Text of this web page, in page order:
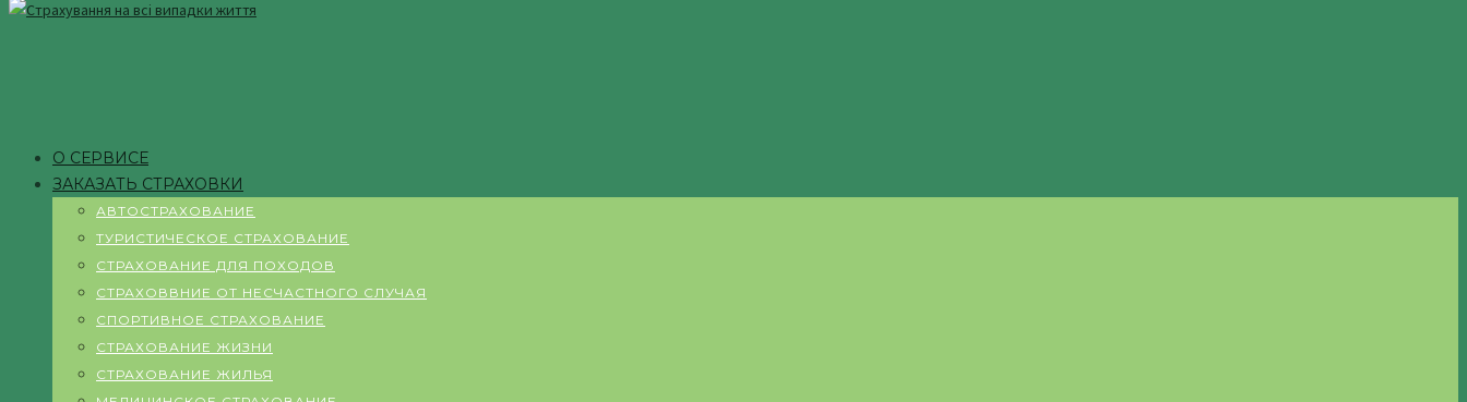
О СЕРВИСЕ
ЗАКАЗАТЬ СТРАХОВКИ
АВТОСТРАХОВАНИЕ
ТУРИСТИЧЕСКОЕ СТРАХОВАНИЕ
СТРАХОВАНИЕ ДЛЯ ПОХОДОВ
СТРАХОВВНИЕ ОТ НЕСЧАСТНОГО СЛУЧАЯ
СПОРТИВНОЕ СТРАХОВАНИЕ
СТРАХОВАНИЕ ЖИЗНИ
СТРАХОВАНИЕ ЖИЛЬЯ